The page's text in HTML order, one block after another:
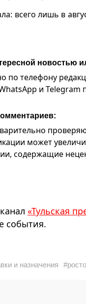
всего лишь в
новостью
по телефону
и Telegram
может
содержащие
«Тульская
события.
и назначения